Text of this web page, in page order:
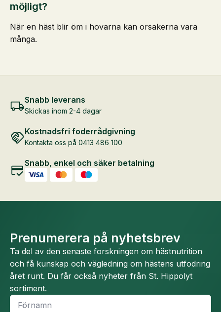
möjligt?
När en häst blir öm i hovarna kan orsakerna vara
många.
Snabb leverans
Skickas inom 2-4 dagar
Kostnadsfri foderrådgivning
Kontakta oss på 0413 486 100
Snabb, enkel och säker betalning
Prenumerera på nyhetsbrev
Ta del av den senaste forskningen om hästnutrition
och få kunskap och vägledning om hästens utfodring
året runt. Du får också nyheter från St. Hippolyt
sortiment.
Namn